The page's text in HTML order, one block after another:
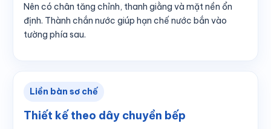
Nên có chân tăng chỉnh, thanh giằng và mặt nền ổn
định. Thành chắn nước giúp hạn chế nước bắn vào
tường phía sau.
Liền bàn sơ chế
Thiết kế theo dây chuyền bếp